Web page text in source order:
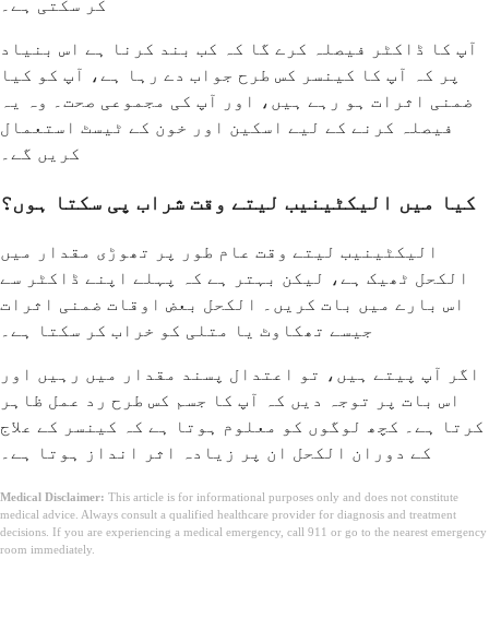
کر سکتی ہے۔
آپ کا ڈاکٹر فیصلہ کرے گا کہ کب بند کرنا ہے اس بنیاد
پر کہ آپ کا کینسر کس طرح جواب دے رہا ہے، آپ کو کیا
ضمنی اثرات ہو رہے ہیں، اور آپ کی مجموعی صحت۔ وہ یہ
فیصلہ کرنے کے لیے اسکین اور خون کے ٹیسٹ استعمال
کریں گے۔
کیا میں الیکٹینیب لیتے وقت شراب پی سکتا ہوں؟
الیکٹینیب لیتے وقت عام طور پر تھوڑی مقدار میں
الکحل ٹھیک ہے، لیکن بہتر ہے کہ پہلے اپنے ڈاکٹر سے
اس بارے میں بات کریں۔ الکحل بعض اوقات ضمنی اثرات
جیسے تھکاوٹ یا متلی کو خراب کر سکتا ہے۔
اگر آپ پیتے ہیں، تو اعتدال پسند مقدار میں رہیں اور
اس بات پر توجہ دیں کہ آپ کا جسم کس طرح رد عمل ظاہر
کرتا ہے۔ کچھ لوگوں کو معلوم ہوتا ہے کہ کینسر کے علاج
کے دوران الکحل ان پر زیادہ اثر انداز ہوتا ہے۔
Medical Disclaimer: This article is for informational purposes only and does not constitute
medical advice. Always consult a qualified healthcare provider for diagnosis and treatment
decisions. If you are experiencing a medical emergency, call 911 or go to the nearest emergency
room immediately.